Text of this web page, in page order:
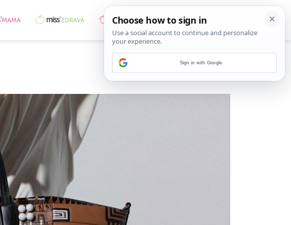
Sign in with Google